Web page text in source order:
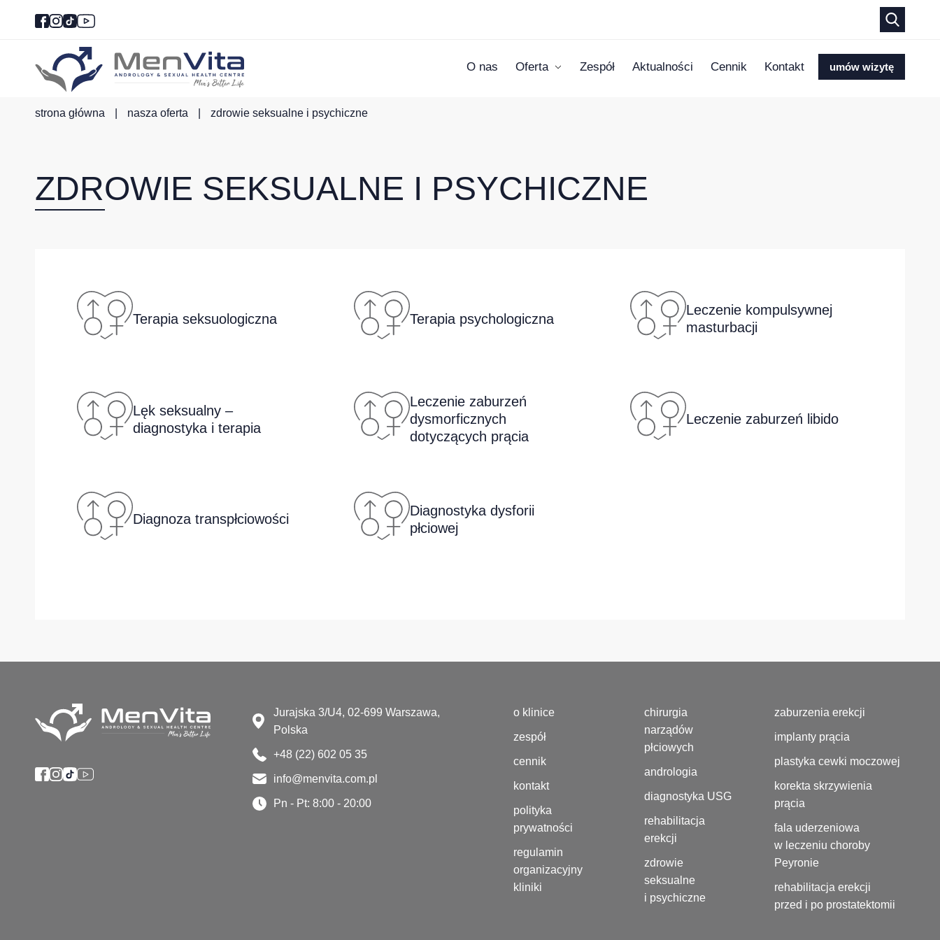
O nas Oferta Zespół Aktualności Cennik Kontakt umów wizytę
strona główna nasza oferta zdrowie seksualne i psychiczne
ZDROWIE SEKSUALNE I PSYCHICZNE
Terapia seksuologiczna Terapia psychologiczna
Leczenie kompulsywnej
masturbacji
Lęk seksualny –
diagnostyka i terapia
Leczenie zaburzeń
dysmorficznych
dotyczących prącia
Leczenie zaburzeń libido
Diagnoza transpłciowości
Diagnostyka dysforii
płciowej
Jurajska 3/U4, 02-699 Warszawa,
Polska
+48 (22) 602 05 35
info@menvita.com.pl
Pn - Pt: 8:00 - 20:00
o klinice
zespół
cennik
kontakt
polityka
prywatności
regulamin
organizacyjny
kliniki
chirurgia
narządów
płciowych
andrologia
diagnostyka USG
rehabilitacja
erekcji
zdrowie
seksualne
i psychiczne
zaburzenia erekcji
implanty prącia
plastyka cewki moczowej
korekta skrzywienia
prącia
fala uderzeniowa
w leczeniu choroby
Peyronie
rehabilitacja erekcji
przed i po prostatektomii